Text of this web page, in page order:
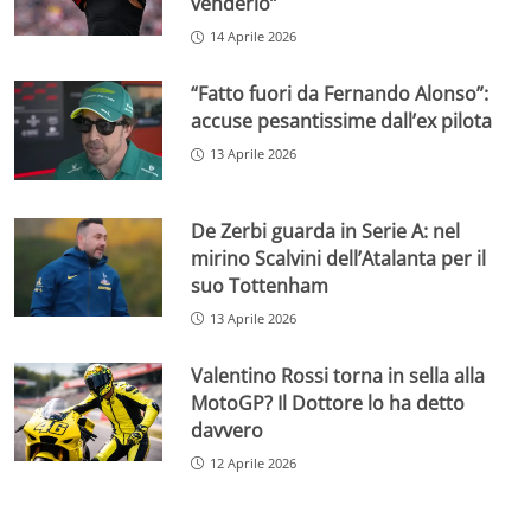
14 Aprile 2026
“Fatto fuori da Fernando Alonso”:
accuse pesantissime dall’ex pilota
13 Aprile 2026
De Zerbi guarda in Serie A: nel
mirino Scalvini dell’Atalanta per il
suo Tottenham
13 Aprile 2026
Valentino Rossi torna in sella alla
MotoGP? Il Dottore lo ha detto
davvero
12 Aprile 2026